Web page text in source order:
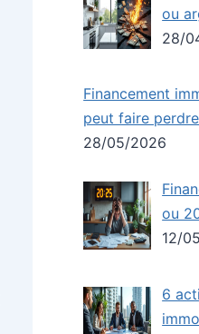
ou
28/
Financement
peut faire
28/05/2026
ou
12/
6